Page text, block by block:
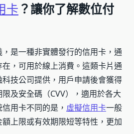
卡 ？讓你了解數位付
是一種非實體發行的信用卡，通
，可用於線上消費。這類卡片通
技公司提供，用戶申請後會獲得
及安全碼（CVV），適用於各大
用卡不同的是， 虛擬信用卡一般
上限或有效期限短等特性，更加